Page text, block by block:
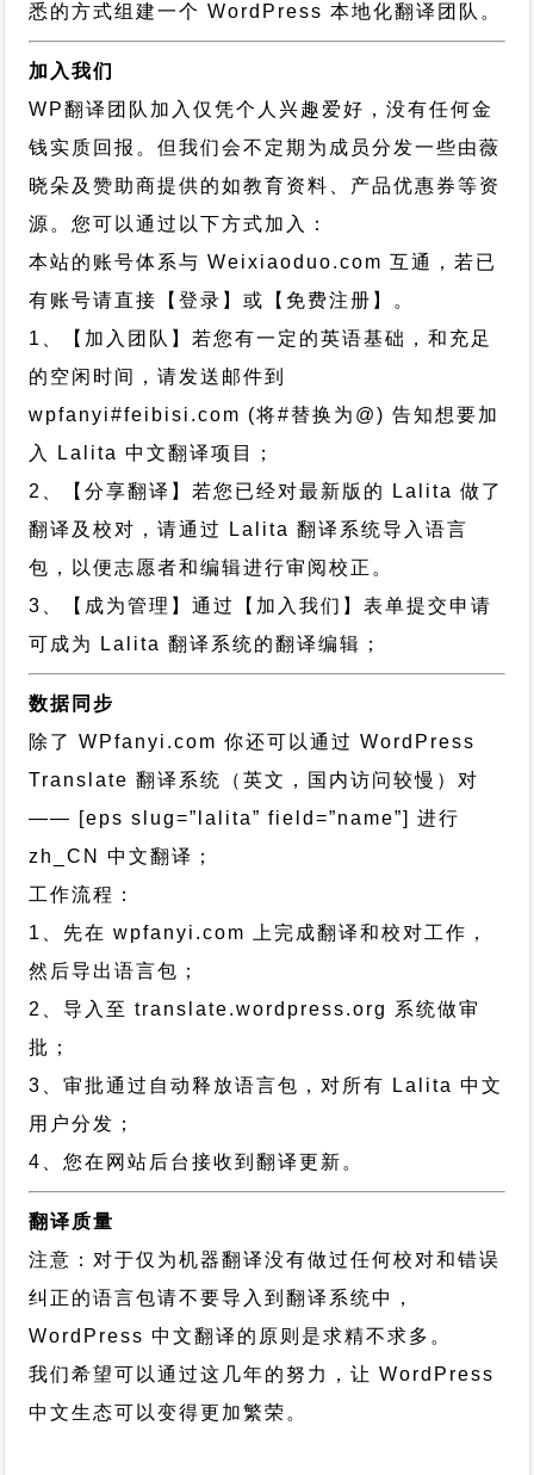
悉的方式组建一个 WordPress 本地化翻译团队。
加入我们
WP翻译团队加入仅凭个人兴趣爱好，没有任何金
钱实质回报。但我们会不定期为成员分发一些由薇
晓朵及赞助商提供的如教育资料、产品优惠券等资
源。您可以通过以下方式加入：
本站的账号体系与Weixiaoduo.com 互通，若已
有账号请直接【登录】或【免费注册】。
1、【加入团队】若您有一定的英语基础，和充足
的空闲时间，请发送邮件到
wpfanyi#feibisi.com (将#替换为@) 告知想要加
入 Lalita 中文翻译项目；
2、【分享翻译】若您已经对最新版的 Lalita 做了
翻译及校对，请通过 Lalita 翻译系统导入语言
包，以便志愿者和编辑进行审阅校正。
3、【成为管理】通过【加入我们】表单提交申请
可成为 Lalita 翻译系统的翻译编辑；
数据同步
除了 WPfanyi.com 你还可以通过WordPress
Translate 翻译系统（英文，国内访问较慢）对
—— [eps slug=”lalita” field=”name”]进行
zh_CN
中文翻译；
工作流程：
1、先在 wpfanyi.com 上完成翻译和校对工作，
然后导出语言包；
2、导入至 translate.wordpress.org 系统做审
批；
3、审批通过自动释放语言包，对所有 Lalita 中文
用户分发；
4、您在网站后台接收到翻译更新。
翻译质量
注意：对于仅为机器翻译没有做过任何校对和错误
纠正的语言包请不要导入到翻译系统中，
WordPress 中文翻译的原则 是求精不求多。
我们希望可以通过这几年的努力，让 WordPress
中文生态可以变得更加繁荣。